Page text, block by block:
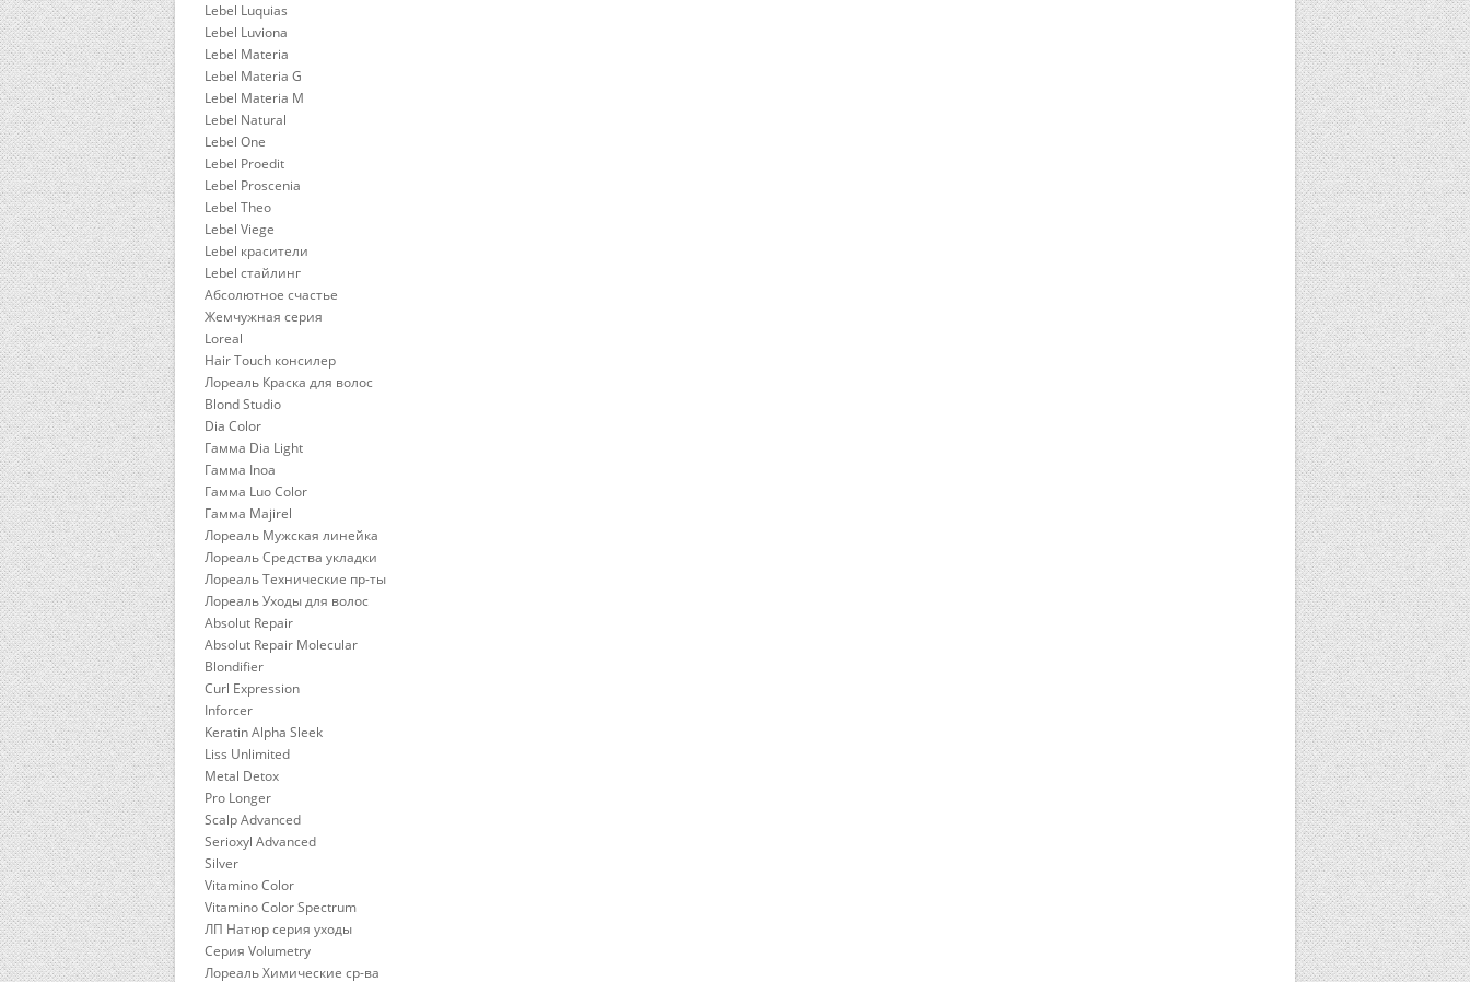
Lebel Luquias
Lebel Luviona
Lebel Materia
Lebel Materia G
Lebel Materia M
Lebel Natural
Lebel One
Lebel Proedit
Lebel Proscenia
Lebel Theo
Lebel Viege
Lebel красители
Lebel стайлинг
Абсолютное счастье
Жемчужная серия
Loreal
Hair Touch консилер
Лореаль Краска для волос
Blond Studio
Dia Color
Гамма Dia Light
Гамма Inoa
Гамма Luo Color
Гамма Majirel
Лореаль Мужская линейка
Лореаль Средства укладки
Лореаль Технические пр-ты
Лореаль Уходы для волос
Absolut Repair
Absolut Repair Molecular
Blondifier
Curl Expression
Inforcer
Keratin Alpha Sleek
Liss Unlimited
Metal Detox
Pro Longer
Scalp Advanced
Serioxyl Advanced
Silver
Vitamino Color
Vitamino Color Spectrum
ЛП Натюр серия уходы
Серия Volumetry
Лореаль Химические ср-ва